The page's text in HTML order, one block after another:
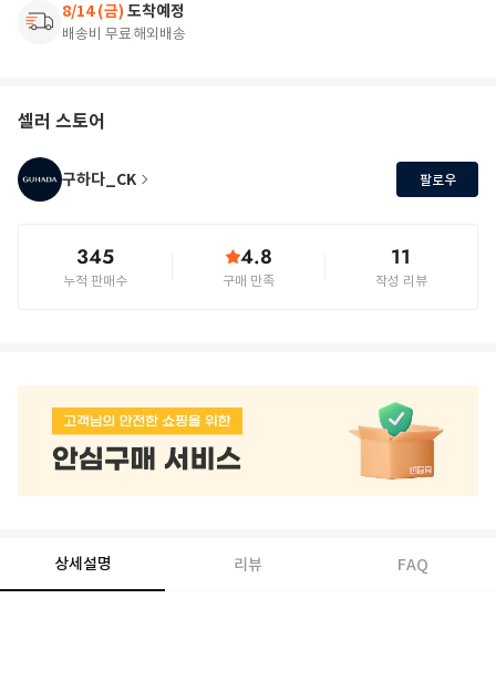
8/14 (금) 도착예정
배송비 무료해외배송
셀러 스토어
구하다_CK 팔로우
345
누적 판매수
4.8
구매 만족
11
작성 리뷰
상세설명 리뷰 FAQ